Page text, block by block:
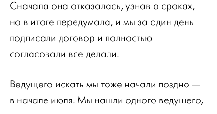
Сначала она отказалась, узнав о сроках,
но в итоге передумала, и мы за один день
подписали договор и полностью
согласовали все делали.
Ведущего искать мы тоже начали поздно —
в начале июля. Мы нашли одного ведущего,